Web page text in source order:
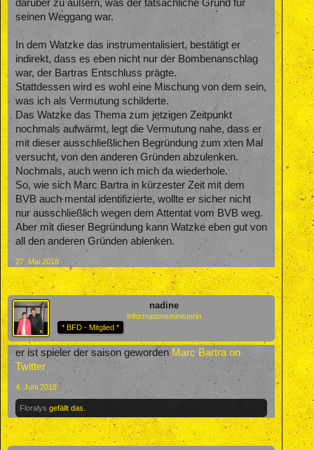
darüber zu äußern, was der tatsächliche Grund für
seinen Weggang war.
In dem Watzke das instrumentalisiert, bestätigt er
indirekt, dass es eben nicht nur der Bombenanschlag
war, der Bartras Entschluss prägte.
Stattdessen wird es wohl eine Mischung von dem sein,
was ich als Vermutung schilderte.
Das Watzke das Thema zum jetzigen Zeitpunkt
nochmals aufwärmt, legt die Vermutung nahe, dass er
mit dieser ausschließlichen Begründung zum xten Mal
versucht, von den anderen Gründen abzulenken.
Nochmals, auch wenn ich mich da wiederhole.
So, wie sich Marc Bartra in kürzester Zeit mit dem
BVB auch mental identifizierte, wollte er sicher nicht
nur ausschließlich wegen dem Attentat vom BVB weg.
Aber mit dieser Begründung kann Watzke eben gut von
all den anderen Gründen ablenken.
27. Mai 2018
nadine
Informationsministerin
* BFD - Mitglied *
er ist spieler der saison geworden Marc Bartra on
Twitter
4. Juni 2018
Floralys gefällt das.